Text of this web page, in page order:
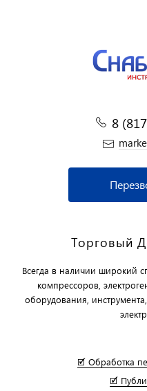
8
Торговый
Всегда в наличии широкий
компрессоров,
оборудования,
🗹 Обработка
🗹